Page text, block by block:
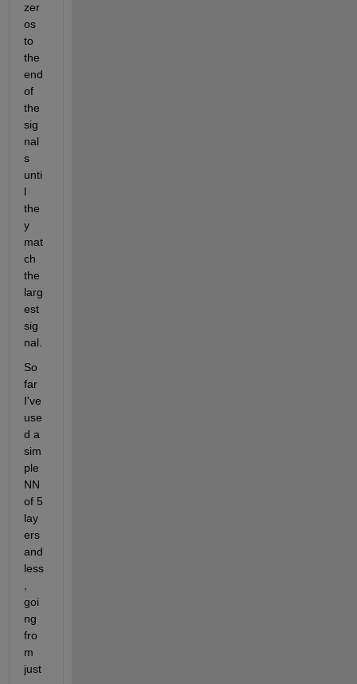
zer
os
to
the
end
of
the
sig
nal
s
unti
l
the
y
mat
ch
the
larg
est
sig
nal.
So
far
I've
use
d a
sim
ple
NN
of 5
lay
ers
and
less
goi
ng
fro
m
just